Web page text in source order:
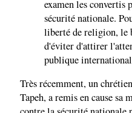
examen les convertis
sécurité nationale.
liberté de religion, le
d'éviter d'attirer
publique
Très récemment, un
Tapeh, a remis en cause sa